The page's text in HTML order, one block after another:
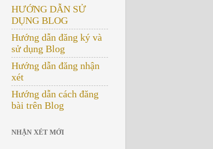
HƯỚNG DẪN SỬ
DỤNG BLOG
Hướng dẫn đăng ký và
sử dụng Blog
Hướng dẫn đăng nhận
xét
Hướng dẫn cách đăng
bài trên Blog
NHẬN XÉT MỚI